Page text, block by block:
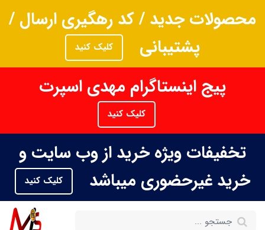
محصولات جدید / کد رهگیری ارسال /
پشتیبانی
کلیک کنید
پیج اینستاگرام مهدی اسپرت
کلیک کنید
تخفیفات ویژه خرید از وب سایت و
خرید غیرحضوری میباشد
کلیک کنید